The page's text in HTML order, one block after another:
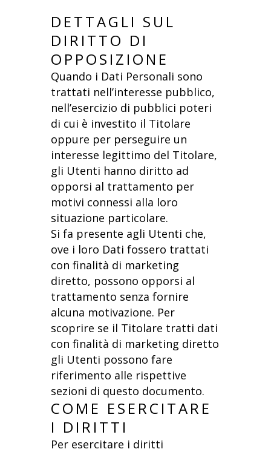
DETTAGLI SUL
DIRITTO DI
OPPOSIZIONE
Quando i Dati Personali sono
trattati nell’interesse pubblico,
nell’esercizio di pubblici poteri
di cui è investito il Titolare
oppure per perseguire un
interesse legittimo del Titolare,
gli Utenti hanno diritto ad
opporsi al trattamento per
motivi connessi alla loro
situazione particolare.
Si fa presente agli Utenti che,
ove i loro Dati fossero trattati
con finalità di marketing
diretto, possono opporsi al
trattamento senza fornire
alcuna motivazione. Per
scoprire se il Titolare tratti dati
con finalità di marketing diretto
gli Utenti possono fare
riferimento alle rispettive
sezioni di questo documento.
COME ESERCITARE
I DIRITTI
Per esercitare i diritti